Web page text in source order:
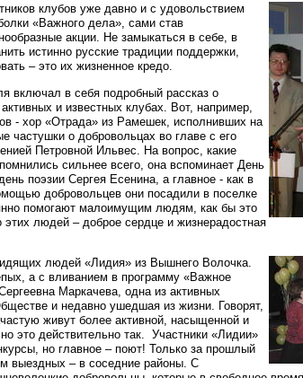
клубов уже давно и с удовольствием
«Важного дела», сами став
акции. Не замыкаться в себе, в
истинно русские традиции поддержки,
– это их жизненное кредо.
включал в себя подробный рассказ о
и известных клубах. Вот, например,
- хор «Отрада» из Рамешек, исполнивших на
частушки о добровольцах во главе с его
Петровной Ильвес. На вопрос, какие
сильнее всего, она вспоминает День
поэзии Сергея Есенина, а главное - как в
добровольцев они посадили в поселке
помогают малоимущим людям, как бы это
этих людей – доброе сердце и жизнерадостная
людей «Лидия» из Вышнего Волочка.
а с вливанием в программу «Важное
Маркачева, одна из активных
и недавно ушедшая из жизни. Говорят,
живут более активной, насыщенной и
это действительно так. Участники «Лидии»
но главное – поют! Только за прошлый
выездных – в соседние районы. С